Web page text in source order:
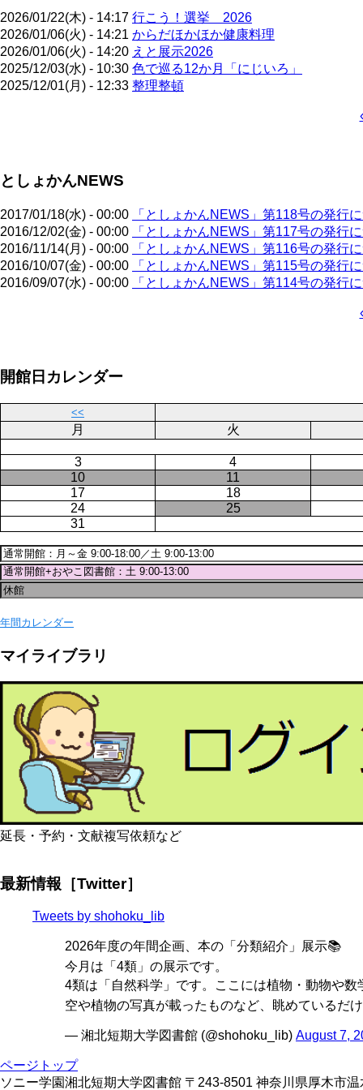
2026/01/22(木) - 14:17 行こう！選挙 2026
2026/01/06(火) - 14:21 からだほかほか健康料理
2026/01/06(火) - 14:20 えと展示2026
2025/12/03(水) - 10:30 色で巡る12か月「にじいろ」
2025/12/01(月) - 12:33 整理整頓
送
としょかんNEWS
2017/01/18(水) - 00:00
「としょかんNEWS」第118号の発行
2016/12/02(金) - 00:00
「としょかんNEWS」第117号の発行
2016/11/14(月) - 00:00
「としょかんNEWS」第116号の発行
2016/10/07(金) - 00:00
「としょかんNEWS」第115号の発行
2016/09/07(水) - 00:00
「としょかんNEWS」第114号の発行
送
開館日カレンダー
<<
月 火
3
4
10
11
17
18
24
25
31
年間カレンダー
マイライブラリ
延長・予約・文献複写依頼など
最新情報［Twitter］
Tweets by shohoku_lib
2026年度の年間企画、本の「分類紹介」展示📚
今月は「4類」の展示です。
4類は「自然科学」です。ここには植物・動物や
空や植物の写真が載ったものなど、眺めているだ
— 湘北短期大学図書館 (@shohoku_lib) August 7,
ページトップ
ソニー学園湘北短期大学図書館 〒243-8501 神奈川県厚木市